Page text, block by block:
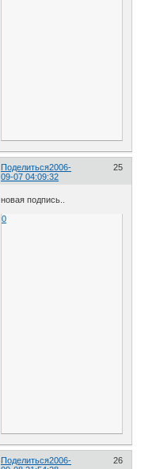
Поделиться 25
2006-
09-07 04:09:32
новая подпись..
0
Поделиться 26
2006-